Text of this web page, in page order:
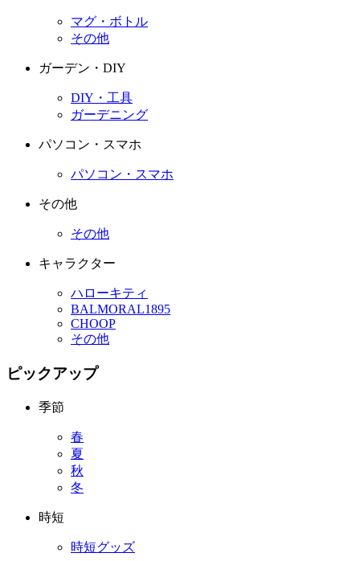
マグ・ボトル
その他
ガーデン・DIY
DIY・工具
ガーデニング
パソコン・スマホ
パソコン・スマホ
その他
その他
キャラクター
ハローキティ
BALMORAL1895
CHOOP
その他
ピックアップ
季節
春
夏
秋
冬
時短
時短グッズ